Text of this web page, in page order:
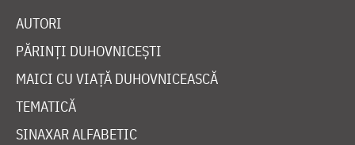
AUTORI
PĂRINȚI DUHOVNICEȘTI
MAICI CU VIAȚĂ DUHOVNICEASCĂ
TEMATICĂ
SINAXAR ALFABETIC